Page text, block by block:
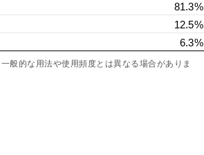
81.3%
12.5%
6.3%
般的な用法や使用頻度とは異なる場合がありま